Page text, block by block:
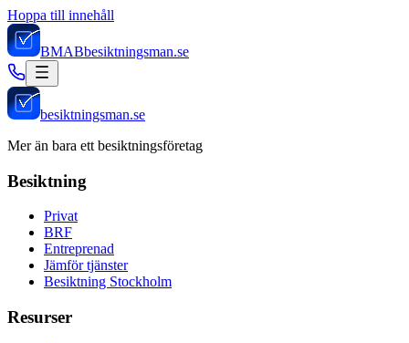
Hoppa till innehåll
BMABbesiktningsman.se
besiktningsman.se
Mer än bara ett besiktningsföretag
Besiktning
Privat
BRF
Entreprenad
Jämför tjänster
Besiktning Stockholm
Resurser